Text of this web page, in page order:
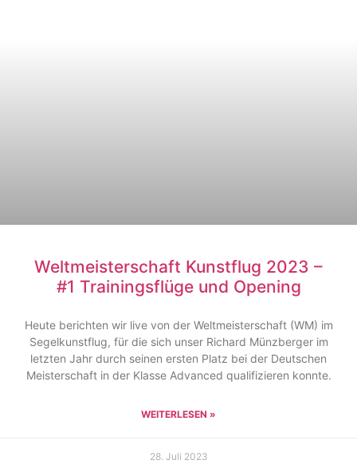
Weltmeisterschaft Kunstflug 2023 –
#1 Trainingsflüge und Opening
Heute berichten wir live von der Weltmeisterschaft (WM) im
Segelkunstflug, für die sich unser Richard Münzberger im
letzten Jahr durch seinen ersten Platz bei der Deutschen
Meisterschaft in der Klasse Advanced qualifizieren konnte.
WEITERLESEN »
28. Juli 2023